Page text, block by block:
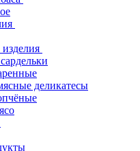
деликатесы